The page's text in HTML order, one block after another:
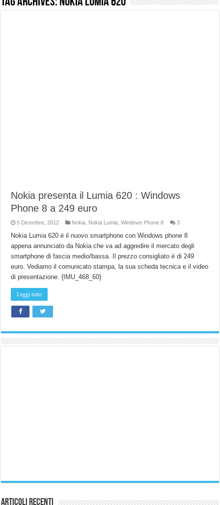
Nokia presenta il Lumia 620 : Windows
Phone 8 a 249 euro
5 Dicembre, 2012 Nokia Nokia Lumia ,Windows Phone 8 3
Nokia Lumia 620 è il nuovo smartphone con Windows phone 8
appena annunciato da Nokia che va ad aggredire il mercato degli
smartphone di fascia medio/bassa. Il prezzo consigliato è di 249
euro. Vediamo il comunicato stampa, la sua scheda tecnica e il video
di presentazione. {IMU_468_60}
Leggi tutto
Articoli Recenti